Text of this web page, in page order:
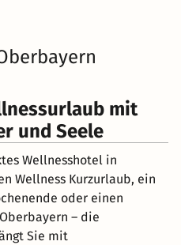
mit
und Seele
Wellnesshotel in
Wellness Kurzurlaub, ein
oder einen
– die
Sie mit